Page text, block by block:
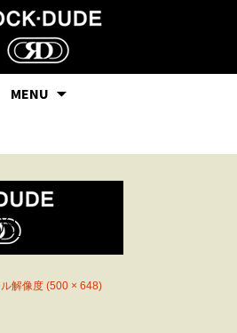
MENU
解像度 (500 × 648)